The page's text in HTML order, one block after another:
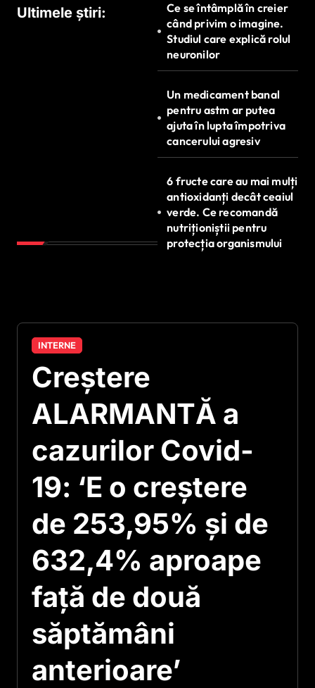
Ultimele știri:
Ce se întâmplă în creier
când privim o imagine.
Studiul care explică rolul
neuronilor
Un medicament banal
pentru astm ar putea
ajuta în lupta împotriva
cancerului agresiv
6 fructe care au mai mulți
antioxidanți decât ceaiul
verde. Ce recomandă
nutriționiștii pentru
protecția organismului
INTERNE
Creștere
ALARMANTĂ a
cazurilor Covid-
19: ‘E o creştere
de 253,95% şi de
632,4% aproape
faţă de două
săptămâni
anterioare’